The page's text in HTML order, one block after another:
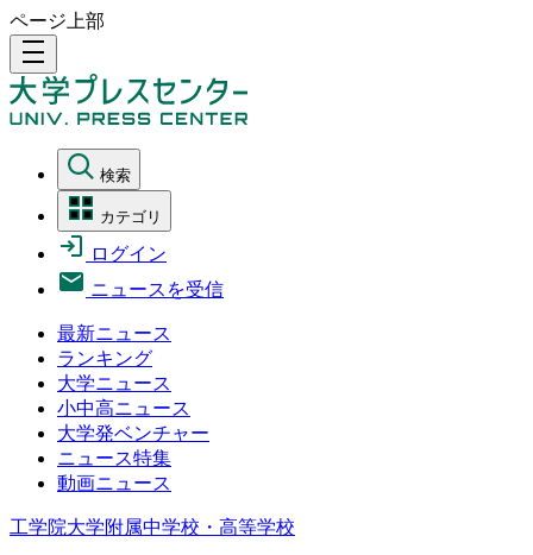
ページ上部
density_medium
検索
カテゴリ
ログイン
ニュースを受信
最新ニュース
ランキング
大学ニュース
小中高ニュース
大学発ベンチャー
ニュース特集
動画ニュース
工学院大学附属中学校・高等学校